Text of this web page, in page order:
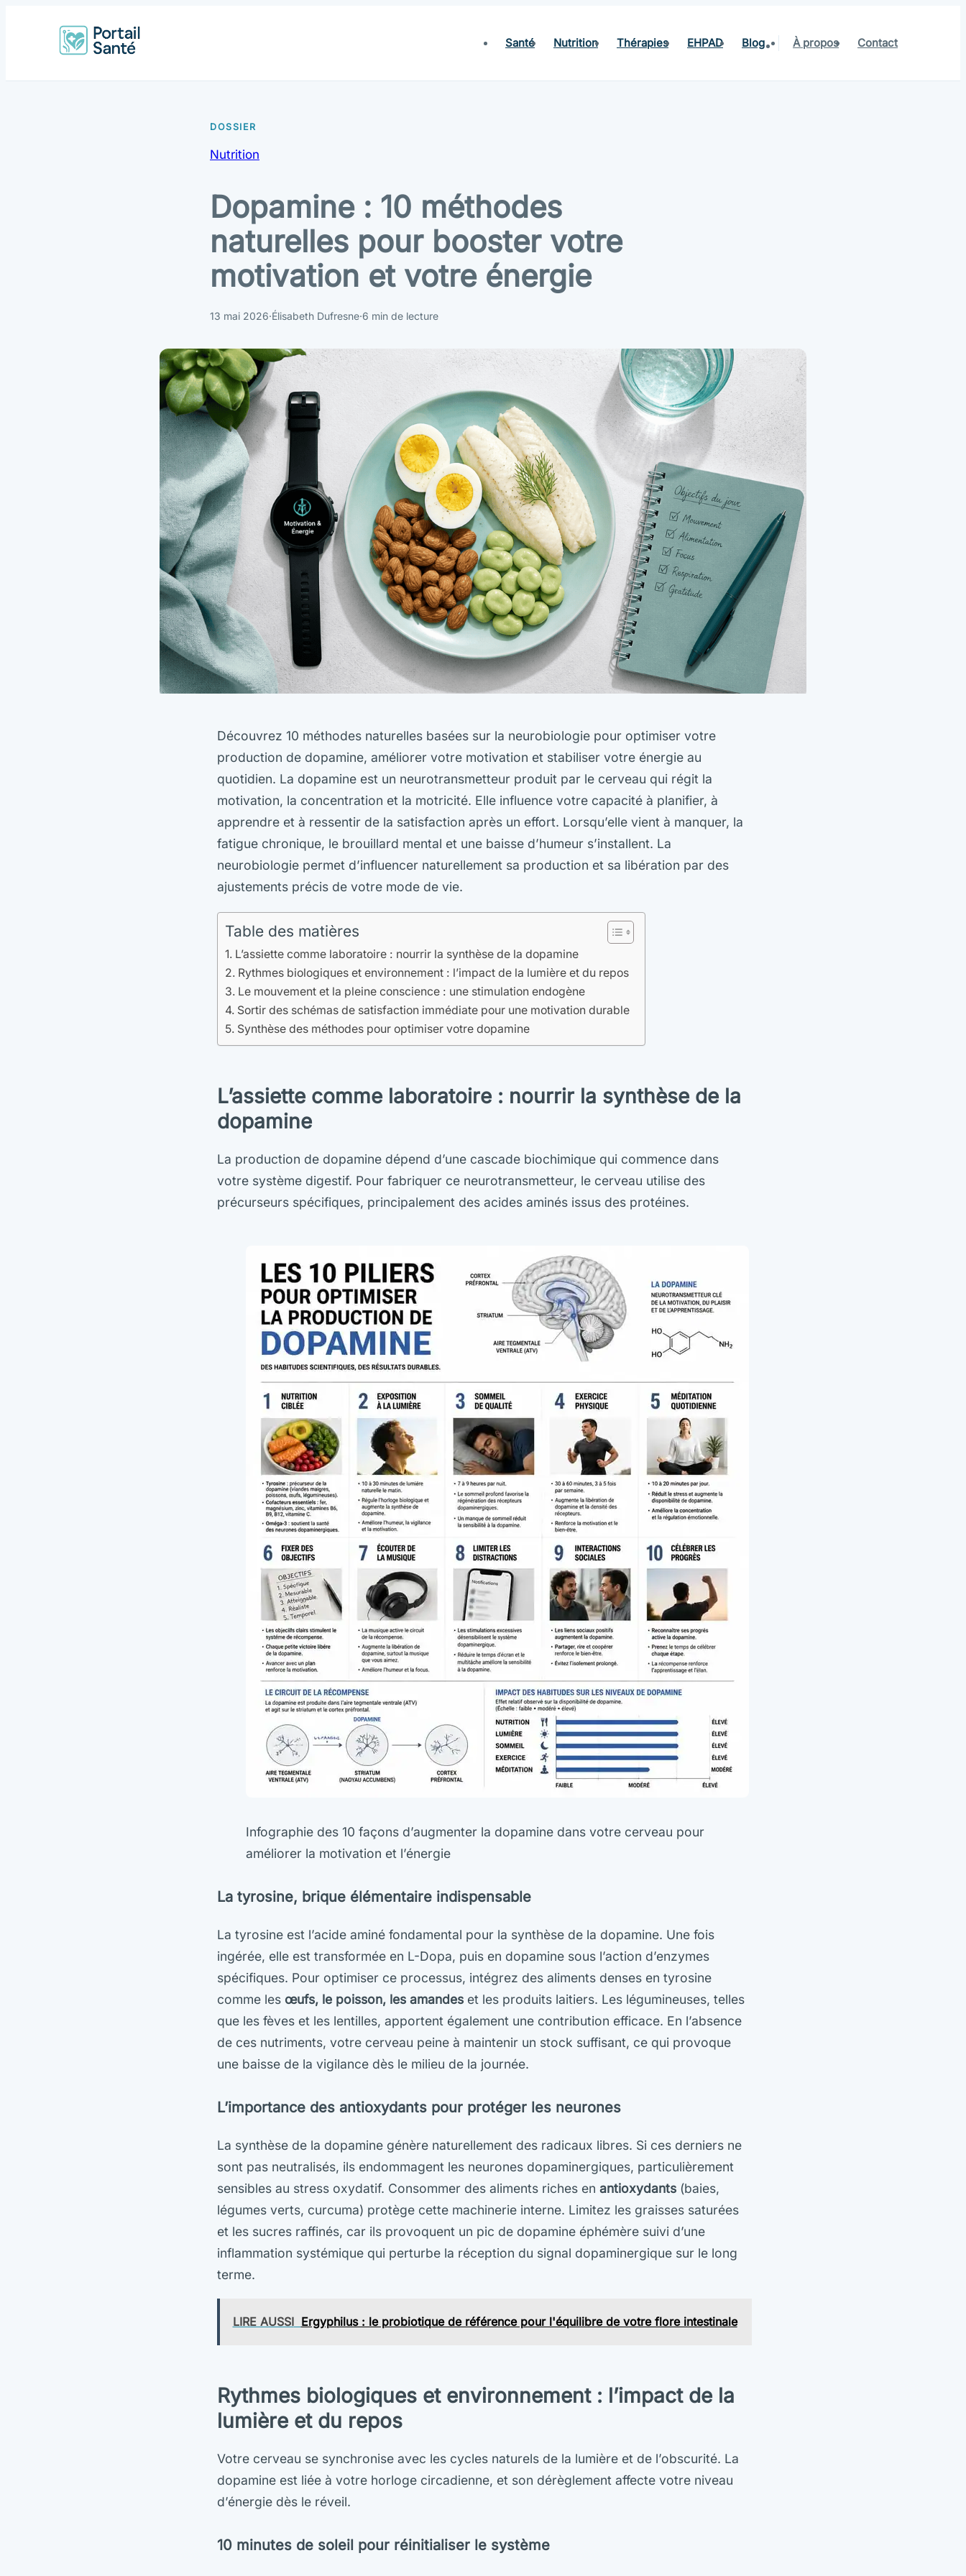
Santé Nutrition Thérapies EHPAD Blog À propos Contact
Nutrition
Dopamine : 10 méthodes
naturelles pour booster votre
motivation et votre énergie
13 mai 2026·Élisabeth Dufresne·6 min de lecture
Découvrez 10 méthodes naturelles basées sur la neurobiologie pour optimiser votre
production de dopamine, améliorer votre motivation et stabiliser votre énergie au
quotidien. La dopamine est un neurotransmetteur produit par le cerveau qui régit la
motivation, la concentration et la motricité. Elle influence votre capacité à planifier, à
apprendre et à ressentir de la satisfaction après un effort. Lorsqu’elle vient à manquer, la
fatigue chronique, le brouillard mental et une baisse d’humeur s’installent. La
neurobiologie permet d’influencer naturellement sa production et sa libération par des
ajustements précis de votre mode de vie.
Table des matières
L’assiette comme laboratoire : nourrir la synthèse de la dopamine
Rythmes biologiques et environnement : l’impact de la lumière et du repos
Le mouvement et la pleine conscience : une stimulation endogène
Sortir des schémas de satisfaction immédiate pour une motivation durable
Synthèse des méthodes pour optimiser votre dopamine
L’assiette comme laboratoire : nourrir la synthèse de la
dopamine
La production de dopamine dépend d’une cascade biochimique qui commence dans
votre système digestif. Pour fabriquer ce neurotransmetteur, le cerveau utilise des
précurseurs spécifiques, principalement des acides aminés issus des protéines.
Infographie des 10 façons d’augmenter la dopamine dans votre cerveau pour
améliorer la motivation et l’énergie
La tyrosine, brique élémentaire indispensable
La tyrosine est l’acide aminé fondamental pour la synthèse de la dopamine. Une fois
ingérée, elle est transformée en L-Dopa, puis en dopamine sous l’action d’enzymes
spécifiques. Pour optimiser ce processus, intégrez des aliments denses en tyrosine
comme les œufs, le poisson, les amandes et les produits laitiers. Les légumineuses, telles
que les fèves et les lentilles, apportent également une contribution efficace. En l’absence
de ces nutriments, votre cerveau peine à maintenir un stock suffisant, ce qui provoque
une baisse de la vigilance dès le milieu de la journée.
L’importance des antioxydants pour protéger les neurones
La synthèse de la dopamine génère naturellement des radicaux libres. Si ces derniers ne
sont pas neutralisés, ils endommagent les neurones dopaminergiques, particulièrement
sensibles au stress oxydatif. Consommer des aliments riches en antioxydants (baies,
légumes verts, curcuma) protège cette machinerie interne. Limitez les graisses saturées
et les sucres raffinés, car ils provoquent un pic de dopamine éphémère suivi d’une
inflammation systémique qui perturbe la réception du signal dopaminergique sur le long
terme.
LIRE AUSSI Ergyphilus : le probiotique de référence pour l'équilibre de votre flore intestinale
Rythmes biologiques et environnement : l’impact de la
lumière et du repos
Votre cerveau se synchronise avec les cycles naturels de la lumière et de l’obscurité. La
dopamine est liée à votre horloge circadienne, et son dérèglement affecte votre niveau
d’énergie dès le réveil.
10 minutes de soleil pour réinitialiser le système